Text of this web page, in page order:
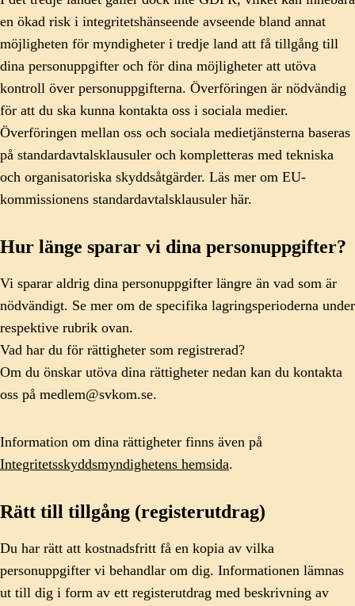
en ökad risk i integritetshänseende avseende bland annat
möjligheten för myndigheter i tredje land att få tillgång till
dina personuppgifter och för dina möjligheter att utöva
kontroll över personuppgifterna. Överföringen är nödvändig
för att du ska kunna kontakta oss i sociala medier.
Överföringen mellan oss och sociala medietjänsterna baseras
på standardavtalsklausuler och kompletteras med tekniska
och organisatoriska skyddsåtgärder. Läs mer om EU-
kommissionens standardavtalsklausuler här.
Hur länge sparar vi dina personuppgifter?
Vi sparar aldrig dina personuppgifter längre än vad som är
nödvändigt. Se mer om de specifika lagringsperioderna under
respektive rubrik ovan.
Vad har du för rättigheter som registrerad?
Om du önskar utöva dina rättigheter nedan kan du kontakta
oss på medlem@svkom.se.
Information om dina rättigheter finns även på
Integritetsskyddsmyndighetens hemsida.
Rätt till tillgång (registerutdrag)
Du har rätt att kostnadsfritt få en kopia av vilka
personuppgifter vi behandlar om dig. Informationen lämnas
ut till dig i form av ett registerutdrag med beskrivning av